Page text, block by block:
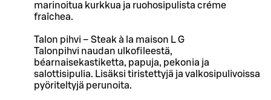
marinoitua kurkkua ja ruohosipulista créme
fraîchea.
Talon pihvi – Steak à la maison L G
Talonpihvi naudan ulkofileestä,
béarnaisekastiketta, papuja, pekonia ja
salottisipulia. Lisäksi tiristettyjä ja valkosipulivoissa
pyöriteltyjä perunoita.